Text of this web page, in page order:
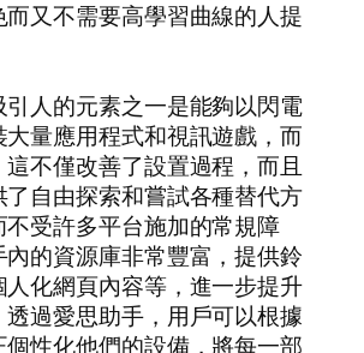
又不需要高學習曲線的人提
人的元素之一是能夠以閃電
量應用程式和視訊遊戲，而
這不僅改善了設置過程，而且
自由探索和嘗試各種替代方
受許多平台施加的常規障
的資源庫非常豐富，提供鈴
化網頁內容等，進一步提升
過愛思助手，用戶可以根據
性化他們的設備，將每一部